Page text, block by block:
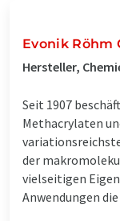
Evonik Röhm
Hersteller,
Seit 1907
Methacrylaten
der
vielseitigen
Anwendungen